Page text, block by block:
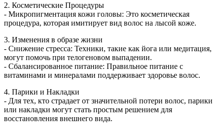
2. Косметические Процедуры
- Микропигментация кожи головы: Это косметическая
процедура, которая имитирует вид волос на лысой коже.
3. Изменения в образе жизни
- Снижение стресса: Техники, такие как йога или медитация,
могут помочь при телогеновом выпадении.
- Сбалансированное питание: Правильное питание с
витаминами и минералами поддерживает здоровье волос.
4. Парики и Накладки
- Для тех, кто страдает от значительной потери волос, парики
или накладки могут стать простым решением для
восстановления внешнего вида.